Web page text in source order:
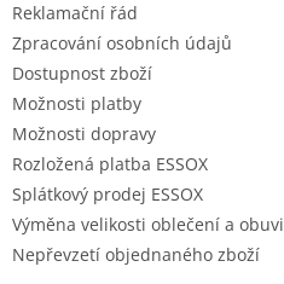
Reklamační řád
Zpracování osobních údajů
Dostupnost zboží
Možnosti platby
Možnosti dopravy
Rozložená platba ESSOX
Splátkový prodej ESSOX
Výměna velikosti oblečení a obuvi
Nepřevzetí objednaného zboží